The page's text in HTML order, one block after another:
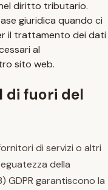
diritto tributario.
giuridica quando ci
il trattamento dei dati
al
sito web.
di fuori del
di servizi o altri
della
GDPR garantiscono la